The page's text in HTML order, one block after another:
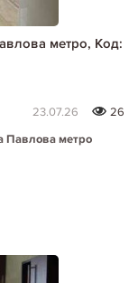
метро, Код:
23.07.26
26
Павлова метро